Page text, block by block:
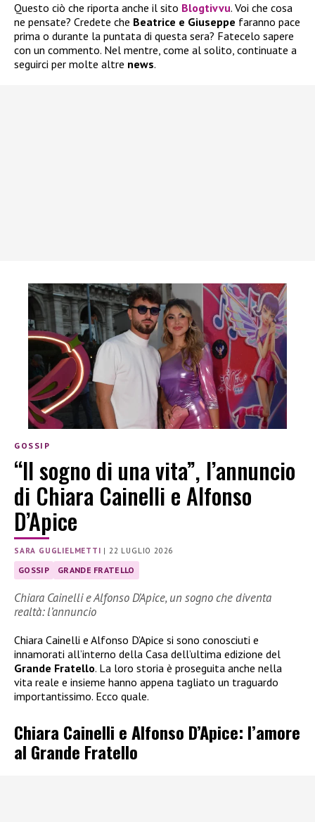
Questo ciò che riporta anche il sito Blogtivvu. Voi che cosa
ne pensate? Credete che Beatrice e Giuseppe faranno pace
prima o durante la puntata di questa sera? Fatecelo sapere
con un commento. Nel mentre, come al solito, continuate a
seguirci per molte altre news.
GOSSIP
“Il sogno di una vita”, l’annuncio
di Chiara Cainelli e Alfonso
D’Apice
SARA GUGLIELMETTI | 22 LUGLIO 2026
GOSSIP GRANDE FRATELLO
Chiara Cainelli e Alfonso D’Apice, un sogno che diventa
realtà: l’annuncio
Chiara Cainelli e Alfonso D’Apice si sono conosciuti e
innamorati all’interno della Casa dell’ultima edizione del
Grande Fratello. La loro storia è proseguita anche nella
vita reale e insieme hanno appena tagliato un traguardo
importantissimo. Ecco quale.
Chiara Cainelli e Alfonso D’Apice: l’amore
al Grande Fratello